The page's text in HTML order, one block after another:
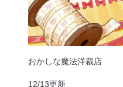
おかしな魔法洋裁店
12/13更新